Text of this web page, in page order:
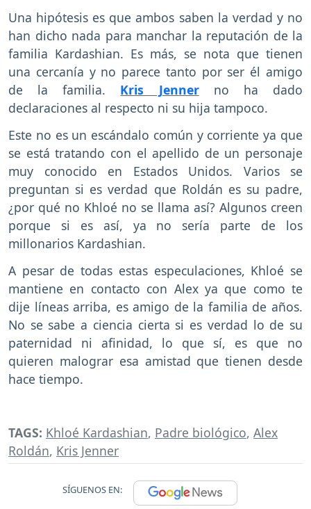
Una hipótesis es que ambos saben la verdad y no
han dicho nada para manchar la reputación de la
familia Kardashian. Es más, se nota que tienen
una cercanía y no parece tanto por ser él amigo
de la familia. Kris Jennerno ha dado
declaraciones al respecto ni su hija tampoco.
Este no es un escándalo común y corriente ya que
se está tratando con el apellido de un personaje
muy conocido en Estados Unidos. Varios se
preguntan si es verdad que Roldán es su padre,
¿por qué no Khloé no se llama así? Algunos creen
porque si es así, ya no sería parte de los
millonarios Kardashian.
A pesar de todas estas especulaciones, Khloé se
mantiene en contacto con Alex ya que como te
dije líneas arriba, es amigo de la familia de años.
No se sabe a ciencia cierta si es verdad lo de su
paternidad ni afinidad, lo que sí, es que no
quieren malograr esa amistad que tienen desde
hace tiempo.
TAGS: Khloé Kardashian, Padre biológico, Alex
Roldán, Kris Jenner
SÍGUENOS EN: